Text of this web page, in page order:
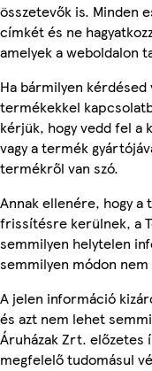
összetevők is. Minden
címkét és ne
amelyek a weboldalon
Ha bármilyen kérdésed
termékekkel
kérjük, hogy vedd fel a
vagy a termék
termékről van szó.
Annak ellenére, hogy
frissítésre kerülnek, a
semmilyen helytelen
semmilyen módon
A jelen információ
és azt nem lehet
Áruházak Zrt. előzetes
megfelelő tudomásul